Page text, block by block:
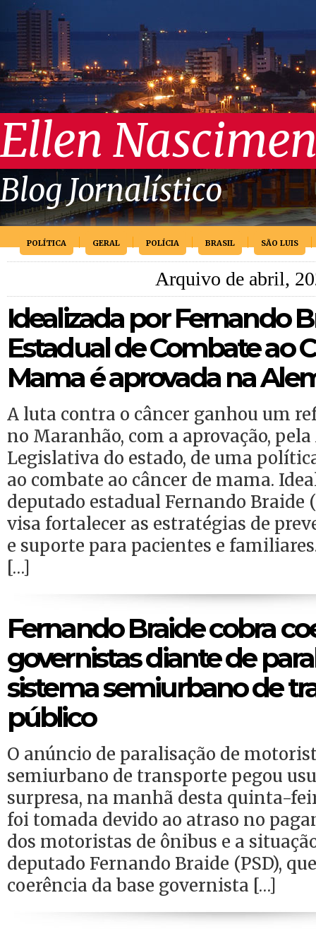
Ellen
Blog Jornalístico
POLÍTICA GERAL POLÍCIA BRASIL SÃO LUIS
Arquivo de abril,
Idealizada por Fernando
Estadual de Combate ao
Mama é aprovada na
A luta contra o câncer ganhou um
no Maranhão, com a aprovação,
Legislativa do estado, de uma
ao combate ao câncer de mama.
deputado estadual Fernando Braide
visa fortalecer as estratégias de
e suporte para pacientes e
[…]
Fernando Braide cobra
governistas diante de
sistema semiurbano de
público
O anúncio de paralisação de
semiurbano de transporte pegou
surpresa, na manhã desta quinta-
foi tomada devido ao atraso no
dos motoristas de ônibus e a
deputado Fernando Braide (PSD),
coerência da base governista […]